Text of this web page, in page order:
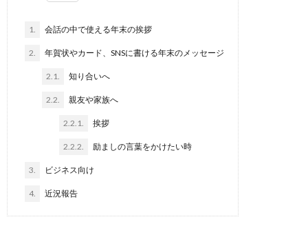
1. 会話の中で使える年末の挨拶
2. 年賀状やカード、SNSに書ける年末のメッセージ
2.1. 知り合いへ
2.2. 親友や家族へ
2.2.1. 挨拶
2.2.2. 励ましの言葉をかけたい時
3. ビジネス向け
4. 近況報告